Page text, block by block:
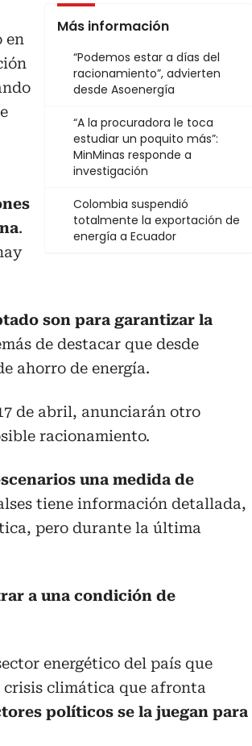
Más información
“Podemos estar a días del
racionamiento”, advierten
desde Asoenergía
“A la procuradora le toca
estudiar un poquito más”:
MinMinas responde a
investigación
Colombia suspendió
totalmente la exportación de
energía a Ecuador
en
.
son para garantizar la
de destacar que desde
ahorro de energía.
de abril, anunciarán otro
racionamiento.
una medida de
tiene información detallada,
pero durante la última
a una condición de
energético del país que
crisis climática que afronta
políticos se la juegan para